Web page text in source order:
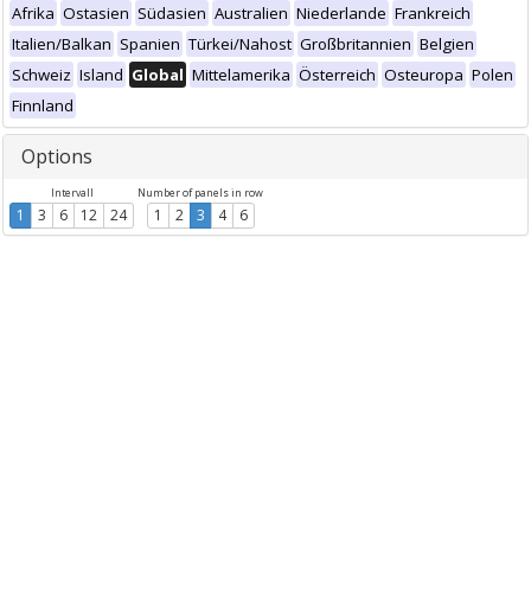
Afrika Ostasien Südasien Australien Niederlande Frankreich
Italien/Balkan Spanien Türkei/Nahost Großbritannien Belgien
Schweiz Island Global Mittelamerika Österreich Osteuropa Polen
Finnland
Options
Intervall
1 3 6 12 24
Number of panels in row
1 2 3 4 6